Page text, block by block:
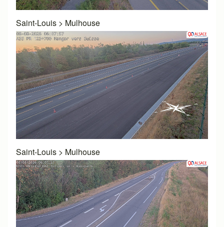
Saint-Louis > Mulhouse
Saint-Louis > Mulhouse